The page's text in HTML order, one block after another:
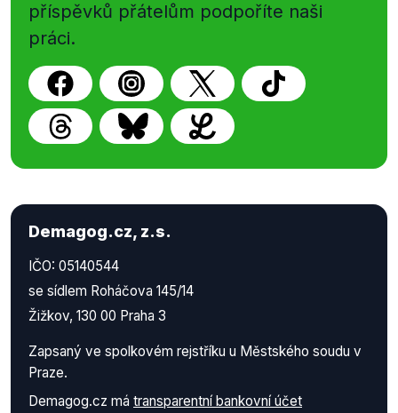
příspěvků přátelům podpoříte naši
práci.
Demagog.cz, z.s.
IČO: 05140544
se sídlem Roháčova 145/14
Žižkov, 130 00 Praha 3
Zapsaný ve spolkovém rejstříku u Městského soudu v
Praze.
Demagog.cz má transparentní bankovní účet